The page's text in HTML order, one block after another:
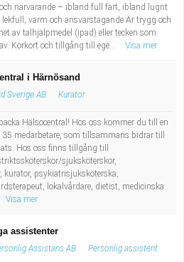
närvarande – ibland full fart, ibland lugnt
varm och ansvarstagande Är trygg och
av talhjälpmedel (ipad) eller tecken som
Körkort och tillgång till ege...
Visa mer
i Härnösand
Sverige AB Kurator
Hälsocentral! Hos oss kommer du till en
medarbetare, som tillsammans bidrar till
Hos oss finns tillgång till
sjuksköterskor,
kurator, psykiatrisjuksköterska,
lokalvårdare, dietist, medicinska
Visa mer
assistenter
Assistans AB Personlig assistent